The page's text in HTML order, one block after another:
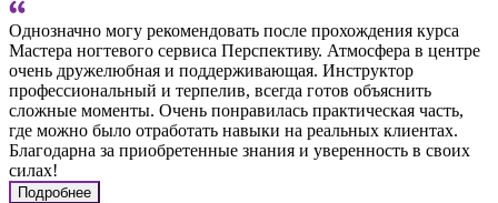
Однозначно могу рекомендовать после прохождения курса
Мастера ногтевого сервиса Перспективу. Атмосфера в центре
очень дружелюбная и поддерживающая. Инструктор
профессиональный и терпелив, всегда готов объяснить
сложные моменты. Очень понравилась практическая часть,
где можно было отработать навыки на реальных клиентах.
Благодарна за приобретенные знания и уверенность в своих
силах!
Подробнее